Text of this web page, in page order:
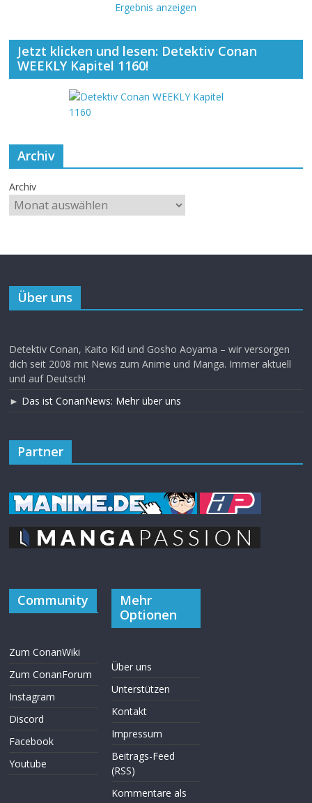
Ergebnis anzeigen
Jetzt klicken und lesen: Detektiv Conan
WEEKLY Kapitel 1160!
Archiv
Archiv
Über uns
Detektiv Conan, Kaito Kid und Gosho Aoyama – wir versorgen
dich seit 2008 mit News zum Anime und Manga. Immer aktuell
und auf Deutsch!
► Das ist ConanNews: Mehr über uns
Partner
Community
Zum ConanWiki
Zum ConanForum
Instagram
Discord
Facebook
Youtube
Mehr
Optionen
Über uns
Unterstützen
Kontakt
Impressum
Beitrags-Feed
(RSS)
Kommentare als